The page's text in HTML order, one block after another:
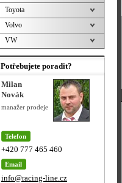
Toyota
Volvo
VW
Potřebujete poradit?
Milan
Novák
manažer prodeje
Telefon
+420 777 465 460
Email
info@racing-line.cz